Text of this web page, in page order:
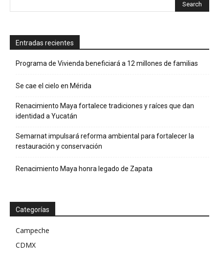
Entradas recientes
Programa de Vivienda beneficiará a 12 millones de familias
Se cae el cielo en Mérida
Renacimiento Maya fortalece tradiciones y raíces que dan
identidad a Yucatán
Semarnat impulsará reforma ambiental para fortalecer la
restauración y conservación
Renacimiento Maya honra legado de Zapata
Categorías
Campeche
CDMX